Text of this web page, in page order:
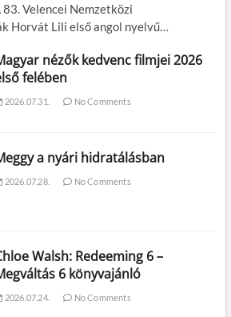
Velencei Nemzetközi
Horvát Lili első angol nyelvű…
nézők kedvenc filmjei 2026
felében
2026.07.31. No Comments
a nyári hidratálásban
2026.07.28. No Comments
Walsh: Redeeming 6 –
6 könyvajánló
2026.07.24. No Comments